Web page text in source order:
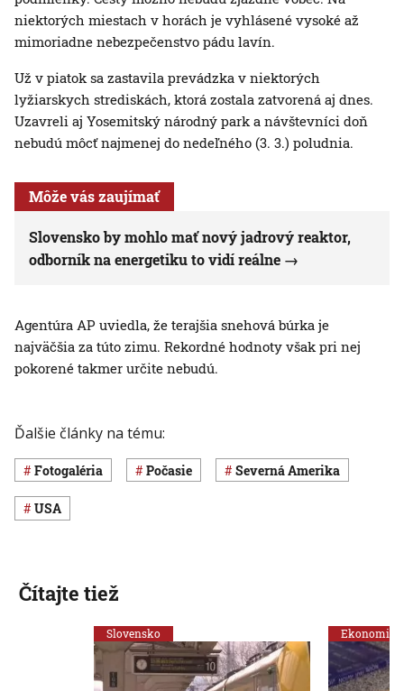
niektorých miestach v horách je vyhlásené vysoké až
mimoriadne nebezpečenstvo pádu lavín.
Už v piatok sa zastavila prevádzka v niektorých
lyžiarskych strediskách, ktorá zostala zatvorená aj dnes.
Uzavreli aj Yosemitský národný park a návštevníci doň
nebudú môcť najmenej do nedeľného (3. 3.) poludnia.
Môže vás zaujímať
Slovensko by mohlo mať nový jadrový reaktor,
odborník na energetiku to vidí reálne
Agentúra AP uviedla, že terajšia snehová búrka je
najväčšia za túto zimu. Rekordné hodnoty však pri nej
pokorené takmer určite nebudú.
Ďalšie články na tému:
Fotogaléria Počasie Severná Amerika
USA
Čítajte tiež
Slovensko Ekonomika